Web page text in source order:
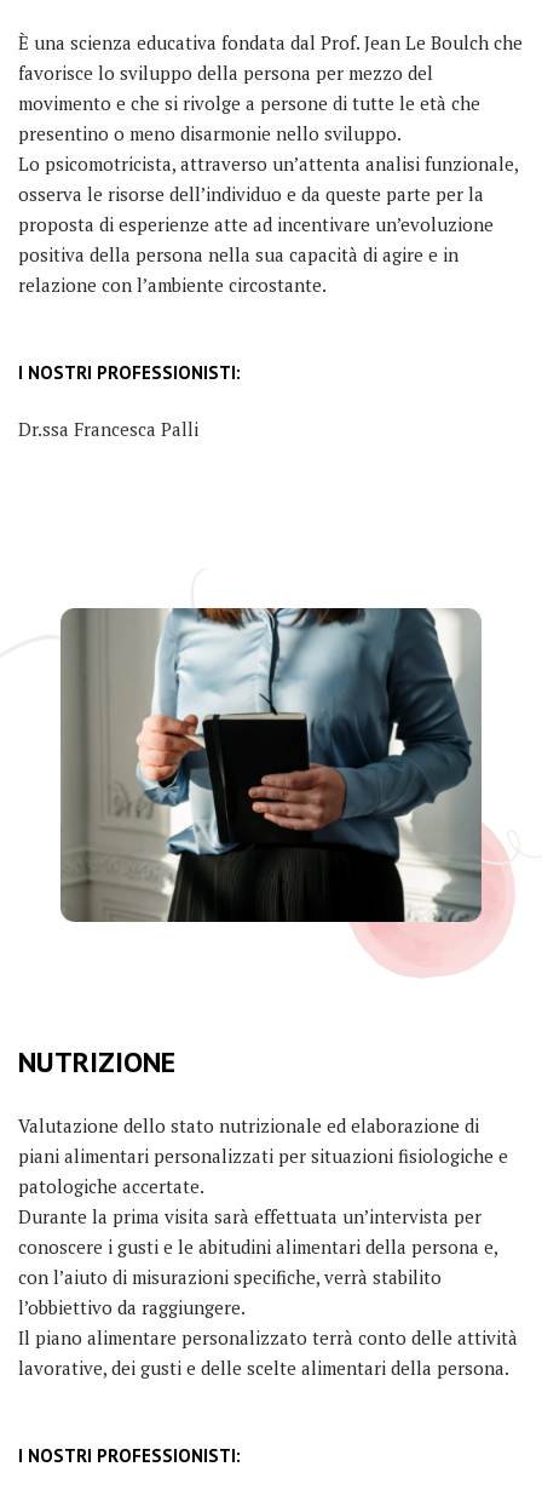
È una scienza educativa fondata dal Prof. Jean Le Boulch che
favorisce lo sviluppo della persona per mezzo del
movimento e che si rivolge a persone di tutte le età che
presentino o meno disarmonie nello sviluppo.
Lo psicomotricista, attraverso un’attenta analisi funzionale,
osserva le risorse dell’individuo e da queste parte per la
proposta di esperienze atte ad incentivare un’evoluzione
positiva della persona nella sua capacità di agire e in
relazione con l’ambiente circostante.
I NOSTRI PROFESSIONISTI:
Dr.ssa Francesca Palli
NUTRIZIONE
Valutazione dello stato nutrizionale ed elaborazione di
piani alimentari personalizzati per situazioni fisiologiche e
patologiche accertate.
Durante la prima visita sarà effettuata un’intervista per
conoscere i gusti e le abitudini alimentari della persona e,
con l’aiuto di misurazioni specifiche, verrà stabilito
l’obbiettivo da raggiungere.
Il piano alimentare personalizzato terrà conto delle attività
lavorative, dei gusti e delle scelte alimentari della persona.
I NOSTRI PROFESSIONISTI: